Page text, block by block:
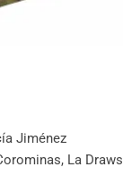
Jiménez
La Draws